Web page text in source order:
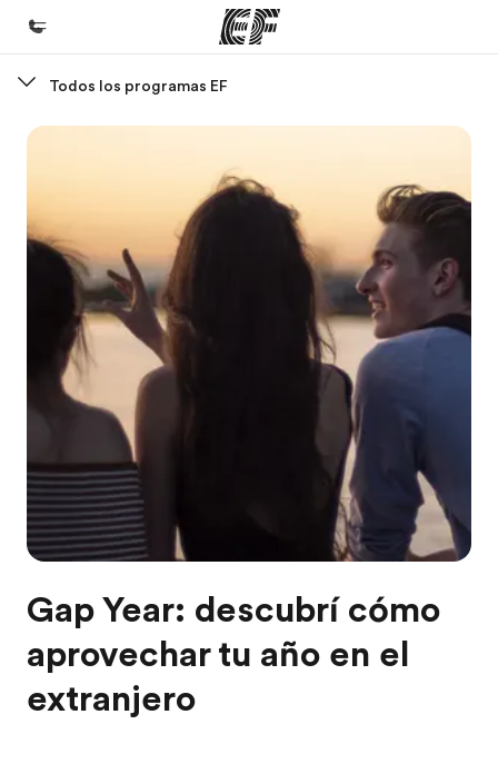
Bienvenido a EF
Ver todo lo que hacemos
Oficinas
Encuentra una oficina
Sobre nosotros
Quiénes somos
Únete al equipo
Todos los programas EF
Gap Year: descubrí cómo
aprovechar tu año en el
extranjero